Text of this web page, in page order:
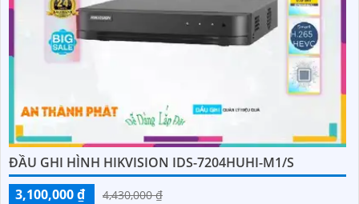
ĐẦU GHI HÌNH HIKVISION IDS-7204HUHI-M1/S
3,100,000 ₫
4,430,000 ₫